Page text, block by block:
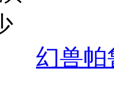
幻兽帕